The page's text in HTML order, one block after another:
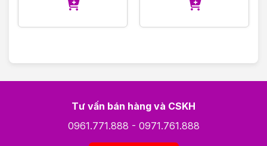
Tư vấn bán hàng và CSKH
0961.771.888 - 0971.761.888